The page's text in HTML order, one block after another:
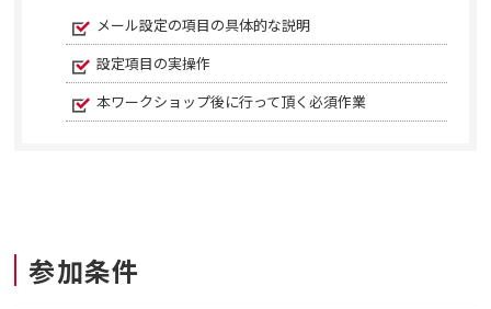
メール設定の項目の具体的な説明
設定項目の実操作
本ワークショップ後に行って頂く必須作業
参加条件